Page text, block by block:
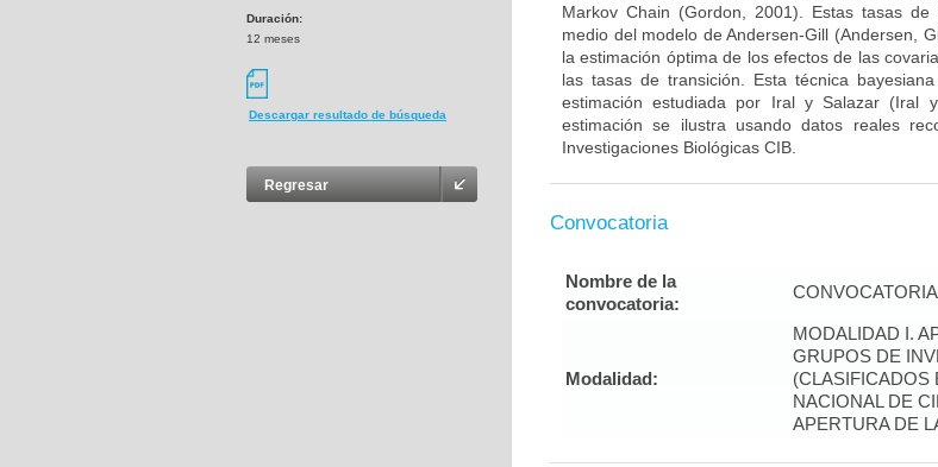
Duración:
12 meses
Descargar resultado de búsqueda
Regresar
Markov Chain (Gordon, 2001). Estas tasas
medio del modelo de Andersen-Gill (Andersen,
la estimación óptima de los efectos de las
las tasas de transición. Esta técnica
estimación estudiada por Iral y Salazar (Iral
estimación se ilustra usando datos reales
Investigaciones Biológicas CIB.
Convocatoria
Nombre de la
convocatoria:
Modalidad:
MODALIDAD I.
GRUPOS DE
(CLASIFICADOS
NACIONAL DE
APERTURA DE